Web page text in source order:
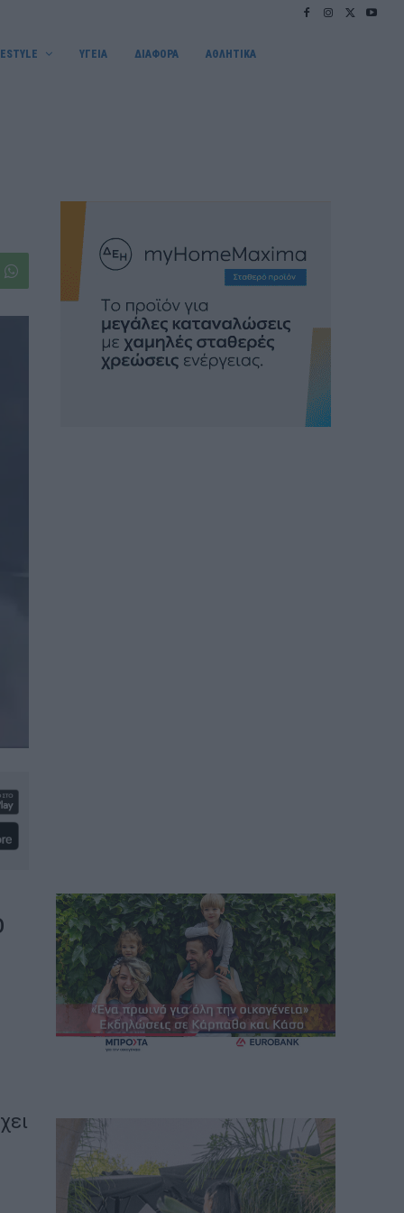
ΥΓΕΙΑ ΔΙΑΦΟΡΑ ΑΘΛΗΤΙΚΑ